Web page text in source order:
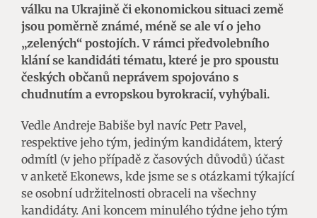
válku na Ukrajině či ekonomickou situaci země
jsou poměrně známé, méně se ale ví o jeho
„zelených“ postojích. V rámci předvolebního
klání se kandidáti tématu, které je pro spoustu
českých občanů neprávem spojováno s
chudnutím a evropskou byrokracií, vyhýbali.
Vedle Andreje Babiše byl navíc Petr Pavel,
respektive jeho tým, jediným kandidátem, který
odmítl (v jeho případě z časových důvodů) účast
v anketě Ekonews, kde jsme se s otázkami týkající
se osobní udržitelnosti obraceli na všechny
kandidáty. Ani koncem minulého týdne jeho tým